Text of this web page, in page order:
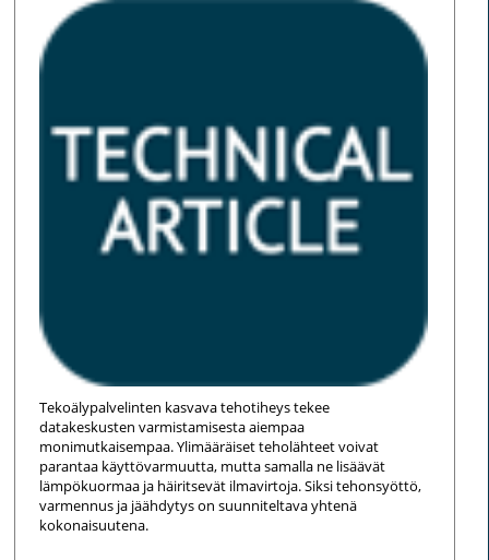
Tekoälypalvelinten kasvava tehotiheys tekee
datakeskusten varmistamisesta aiempaa
monimutkaisempaa. Ylimääräiset teholähteet voivat
parantaa käyttövarmuutta, mutta samalla ne lisäävät
lämpökuormaa ja häiritsevät ilmavirtoja. Siksi tehonsyöttö,
varmennus ja jäähdytys on suunniteltava yhtenä
kokonaisuutena.